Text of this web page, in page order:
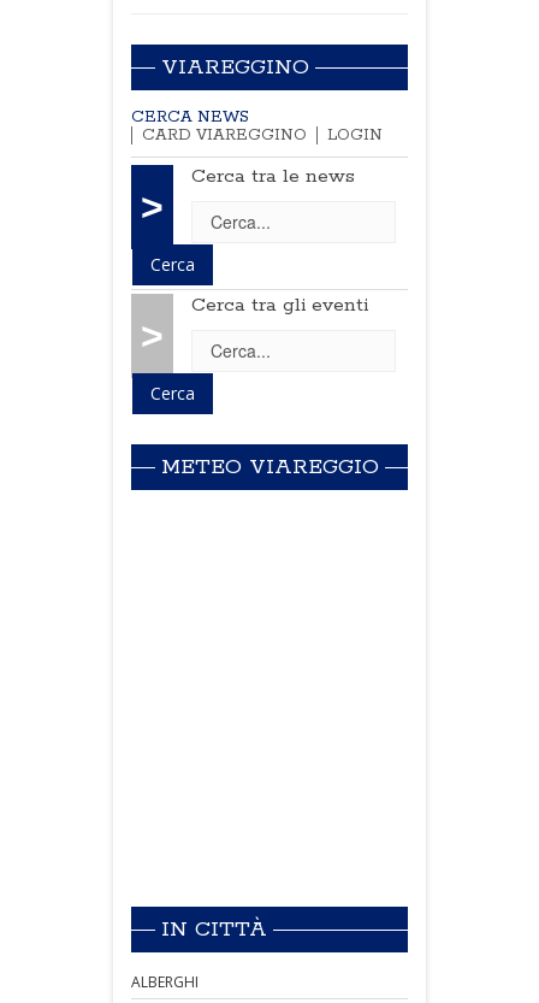
VIAREGGINO
CERCA NEWS
CARD VIAREGGINO
LOGIN
>
Cerca tra le news
>
Cerca tra gli eventi
METEO VIAREGGIO
IN CITTÀ
ALBERGHI